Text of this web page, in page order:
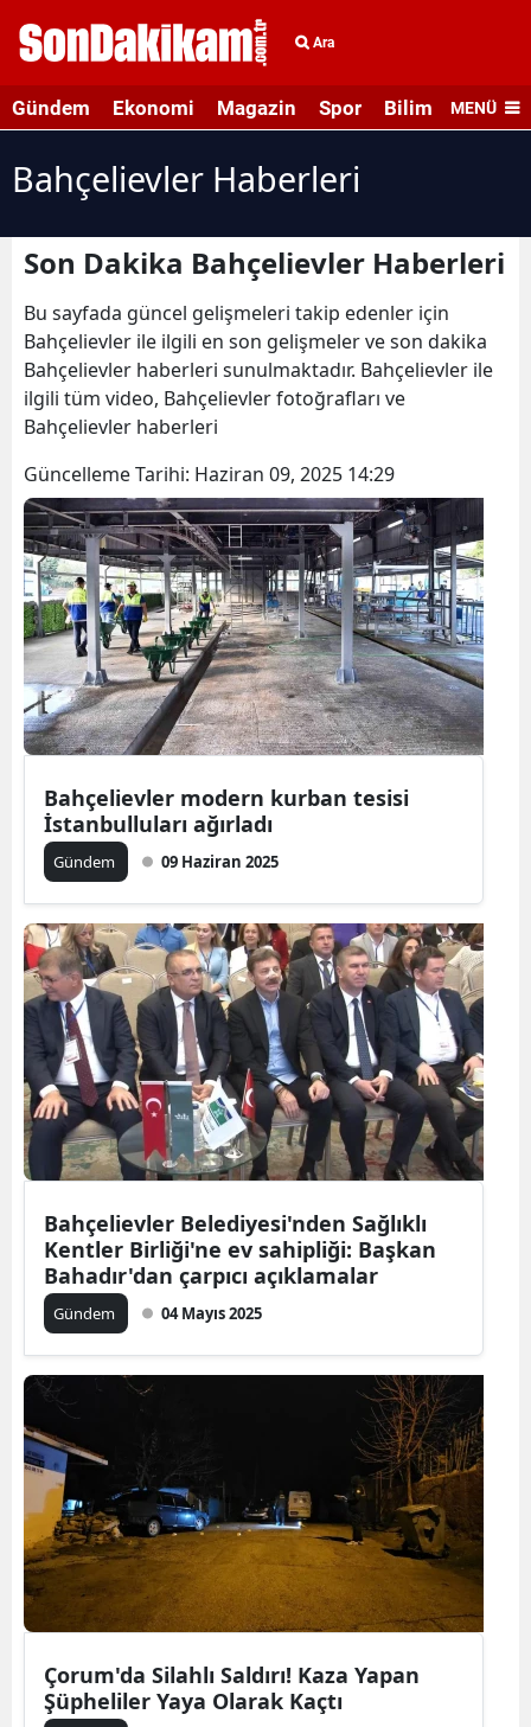
Ara
Gündem Ekonomi Magazin Spor Bilim veMENÜ
Bahçelievler Haberleri
Son Dakika Bahçelievler Haberleri
Bu sayfada güncel gelişmeleri takip edenler için
Bahçelievler ile ilgili en son gelişmeler ve son dakika
Bahçelievler haberleri sunulmaktadır. Bahçelievler ile
ilgili tüm video, Bahçelievler fotoğrafları ve
Bahçelievler haberleri
Güncelleme Tarihi: Haziran 09, 2025 14:29
Bahçelievler modern kurban tesisi
İstanbulluları ağırladı
Gündem 09 Haziran 2025
Bahçelievler Belediyesi'nden Sağlıklı
Kentler Birliği'ne ev sahipliği: Başkan
Bahadır'dan çarpıcı açıklamalar
Gündem 04 Mayıs 2025
Çorum'da Silahlı Saldırı! Kaza Yapan
Şüpheliler Yaya Olarak Kaçtı